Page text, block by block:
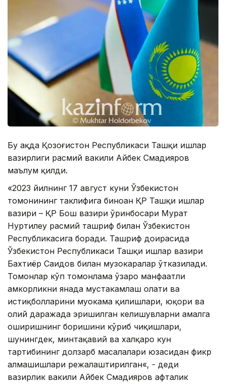
Бу ҳақда Қозоғистон Республикаси Ташқи ишлар
вазирлиги расмий вакили Айбек Смадияров
маълум қилди.
«2023 йилнинг 17 август куни Ўзбекистон
томонининг таклифига биноан ҚР Ташқи ишлар
вазири – ҚР Бош вазири ўринбосари Мурат
Нуртилеу расмий ташриф билан Ўзбекистон
Республикасига боради. Ташриф доирасида
Ўзбекистон Республикаси Ташқи ишлар вазири
Бахтиёр Саидов билан музокаралар ўтказилади.
Томонлар кўп томонлама ўзаро манфаатли
ҳамкорликни янада мустаҳкамлаш ҳолати ва
истиқболларини муҳокама қилишлари, юқори ва
олий даражада эришилган келишувларни амалга
оширишнинг боришини кўриб чиқишлари,
шунингдек, минтақавий ва халқаро кун
тартибининг долзарб масалалари юзасидан фикр
алмашишлари режалаштирилган«, - деди
вазирлик вакили Айбек Смадияров ҳафталик